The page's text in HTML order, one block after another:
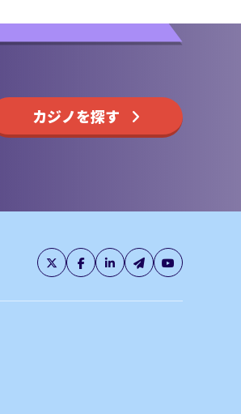
カジノを探す